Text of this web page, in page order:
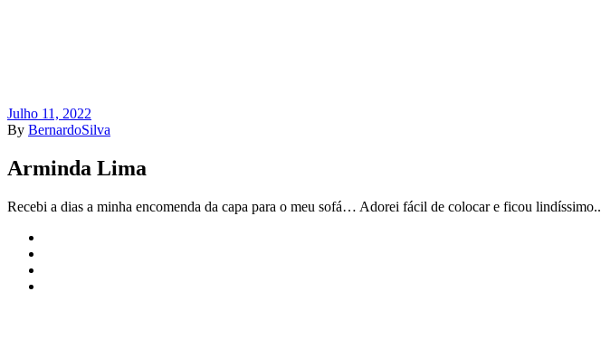
Julho 11, 2022
By BernardoSilva
Arminda Lima
Recebi a dias a minha encomenda da capa para o meu sofá… Adorei fácil de colocar e ficou lindíssimo..